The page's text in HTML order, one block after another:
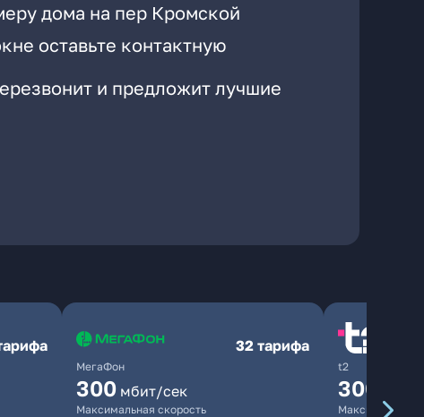
дома на пер Кромской
оставьте контактную
и предложит лучшие
МегаФон
32 тарифа
300 мбит/сек
Максимальная скорость
t2
300
Максимальная